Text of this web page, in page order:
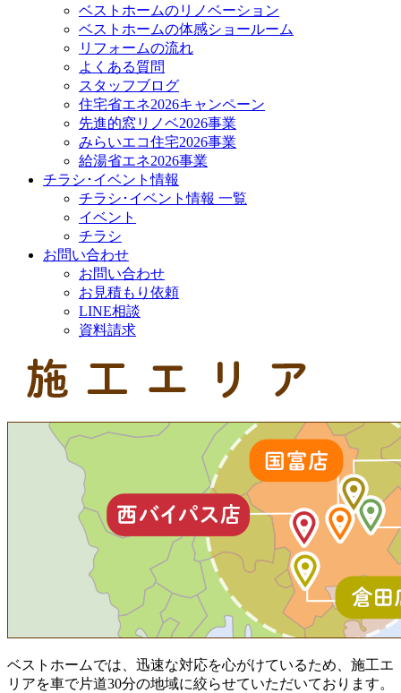
ベストホームのリノベーション
ベストホームの体感ショールーム
リフォームの流れ
よくある質問
スタッフブログ
住宅省エネ2026キャンペーン
先進的窓リノベ2026事業
みらいエコ住宅2026事業
給湯省エネ2026事業
チラシ･イベント情報
チラシ･イベント情報 一覧
イベント
チラシ
お問い合わせ
お問い合わせ
お見積もり依頼
LINE相談
資料請求
ベストホームでは、迅速な対応を心がけているため、施工エ
リアを車で片道30分の地域に絞らせていただいております。